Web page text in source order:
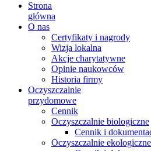
Strona
główna
O nas
Certyfikaty i nagrody
Wizja lokalna
Akcje charytatywne
Opinie naukowców
Historia firmy
Oczyszczalnie
przydomowe
Cennik
Oczyszczalnie biologiczne
Cennik i
Oczyszczalnie